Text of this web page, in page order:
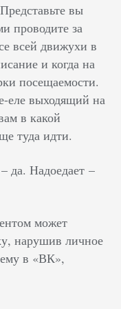
вы
проводите за
всей движухи в
и когда на
посещаемости.
еле выходящий на
в какой
туда идти.
да. Надоедает –
может
нарушив личное
ему в «ВК»,